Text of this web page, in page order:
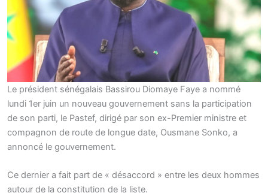
Le président sénégalais Bassirou Diomaye Faye a nommé
lundi 1er juin un nouveau gouvernement sans la participation
de son parti, le Pastef, dirigé par son ex-Premier ministre et
compagnon de route de longue date, Ousmane Sonko, a
annoncé le gouvernement.
Ce dernier a fait part de « désaccord » entre les deux hommes
autour de la constitution de la liste.